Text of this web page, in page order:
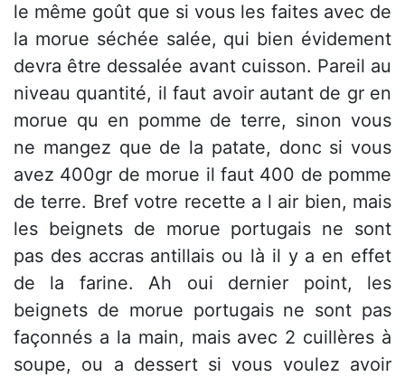
le même goût que si vous les faites avec de
la morue séchée salée, qui bien évidement
devra être dessalée avant cuisson. Pareil au
niveau quantité, il faut avoir autant de gr en
morue qu en pomme de terre, sinon vous
ne mangez que de la patate, donc si vous
avez 400gr de morue il faut 400 de pomme
de terre. Bref votre recette a l air bien, mais
les beignets de morue portugais ne sont
pas des accras antillais ou là il y a en effet
de la farine. Ah oui dernier point, les
beignets de morue portugais ne sont pas
façonnés a la main, mais avec 2 cuillères à
soupe, ou a dessert si vous voulez avoir